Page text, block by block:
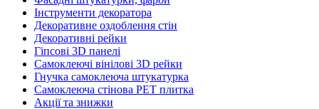
Інструменти декоратора
Декоративне оздоблення стін
Декоративні рейки
Гіпсові 3D панелі
Самоклеючі вінілові 3D рейки
Гнучка самоклеюча штукатурка
Самоклеюча стінова PET плитка
Акції та знижки